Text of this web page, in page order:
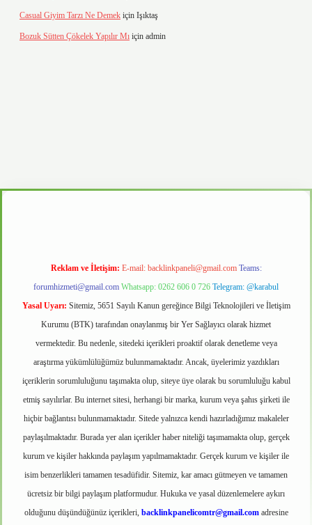
Casual Giyim Tarzı Ne Demek için Işıktaş
Bozuk Sütten Çökelek Yapılır Mı için admin
Reklam ve İletişim: E-mail: backlinkpaneli@gmail.com Teams:
forumhizmeti@gmail.com Whatsapp: 0262 606 0 726 Telegram: @karabul
Yasal Uyarı: Sitemiz, 5651 Sayılı Kanun gereğince Bilgi Teknolojileri ve İletişim
Kurumu (BTK) tarafından onaylanmış bir Yer Sağlayıcı olarak hizmet
vermektedir. Bu nedenle, sitedeki içerikleri proaktif olarak denetleme veya
araştırma yükümlülüğümüz bulunmamaktadır. Ancak, üyelerimiz yazdıkları
içeriklerin sorumluluğunu taşımakta olup, siteye üye olarak bu sorumluluğu kabul
etmiş sayılırlar. Bu internet sitesi, herhangi bir marka, kurum veya şahıs şirketi ile
hiçbir bağlantısı bulunmamaktadır. Sitede yalnızca kendi hazırladığımız makaleler
paylaşılmaktadır. Burada yer alan içerikler haber niteliği taşımamakta olup, gerçek
kurum ve kişiler hakkında paylaşım yapılmamaktadır. Gerçek kurum ve kişiler ile
isim benzerlikleri tamamen tesadüfidir. Sitemiz, kar amacı gütmeyen ve tamamen
ücretsiz bir bilgi paylaşım platformudur. Hukuka ve yasal düzenlemelere aykırı
olduğunu düşündüğünüz içerikleri, backlinkpanelicomtr@gmail.comadresine